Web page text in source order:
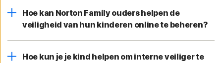
Hoe kan Norton Family ouders helpen de
veiligheid van hun kinderen online te beheren?
Hoe kun je je kind helpen om interne veiliger te